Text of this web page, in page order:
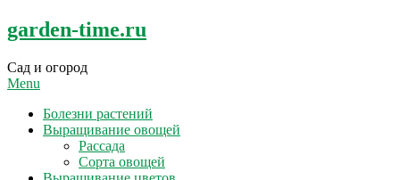
Skip
to
garden-time.ru
Сад и огород
Menu
Болезни растений
Выращивание овощей
Рассада
Сорта овощей